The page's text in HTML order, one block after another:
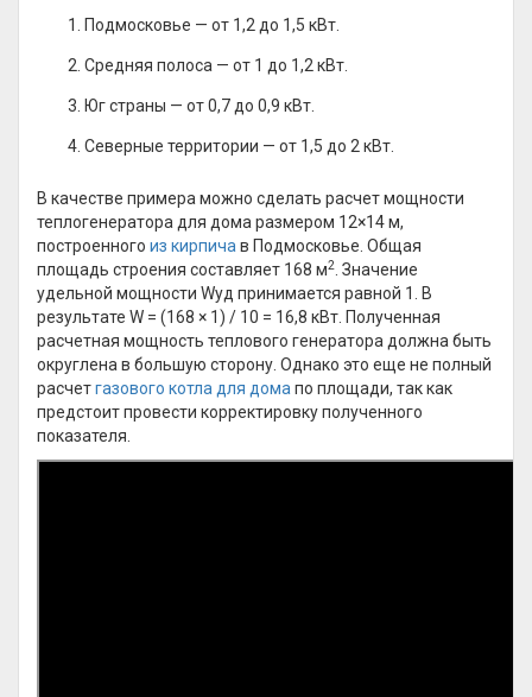
Подмосковье — от 1,2 до 1,5 кВт.
Средняя полоса — от 1 до 1,2 кВт.
Юг страны — от 0,7 до 0,9 кВт.
Северные территории — от 1,5 до 2 кВт.
В качестве примера можно сделать расчет мощности
теплогенератора для дома размером 12×14 м,
построенного из кирпича в Подмосковье. Общая
площадь строения составляет 168 м2 . Значение
удельной мощности Wуд принимается равной 1. В
результате W = (168 × 1) / 10 = 16,8 кВт. Полученная
расчетная мощность теплового генератора должна быть
округлена в большую сторону. Однако это еще не полный
расчетгазового котла для дома по площади, так как
предстоит провести корректировку полученного
показателя.